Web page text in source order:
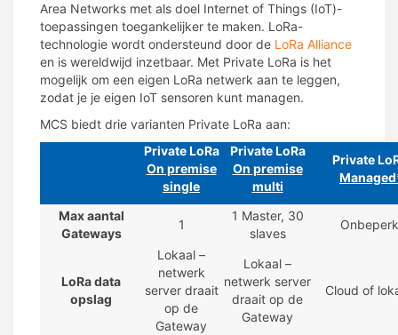
Area Networks met als doel Internet of Things (IoT)-
toepassingen toegankelijker te maken. LoRa-
technologie wordt ondersteund door de LoRa Alliance
en is wereldwijd inzetbaar. Met Private LoRa is het
mogelijk om een eigen LoRa netwerk aan te leggen,
zodat je je eigen IoT sensoren kunt managen.
MCS biedt drie varianten Private LoRa aan:
Private LoRa
On premise
single
Private LoRa
On premise
multi
Private
Max aantal
Gateways
1
1 Master, 30
slaves
LoRa data
opslag
Lokaal –
netwerk
server draait
op de
Gateway
Lokaal –
netwerk server
draait op de
Gateway
Cloud of